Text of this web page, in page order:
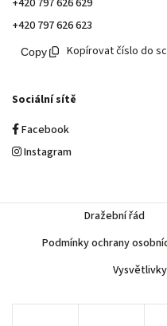
+420 797 626 629
+420 797 626 623
Kopírovat číslo do
Sociální sítě
Facebook
Instagram
Dražební řád
Podmínky ochrany
Vysvětlivky